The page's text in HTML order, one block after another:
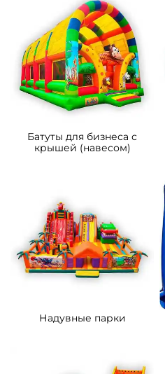
Батуты для бизнеса с
крышей (навесом)
Надувные парки